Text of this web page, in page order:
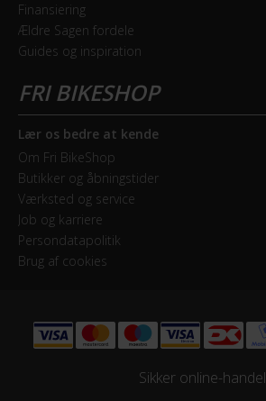
Finansiering
Ældre Sagen fordele
Guides og inspiration
Lær os bedre at kende
Om Fri BikeShop
Butikker og åbningstider
Værksted og service
Job og karriere
Persondatapolitik
Brug af cookies
Sikker online-handel